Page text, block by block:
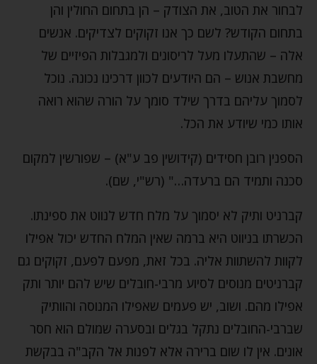
לבחור את הטוב, את הצודק – הן בתחום החולין והן
בתחום הקודש? לשם כך אנו זקוקים לצדיקים. אנשים
אלה – שהתעלו מעל לריסונים ולמגבלות הפיזיים של
מחשבת אנוש – הם היודעים לכוון דרכינו נכונה. נוכל
לסמוך עליהם בדרך שילד סומך על הורה שהוא רואה
אותו כמי שיודע את הכל.
הספנין רובן חסידים (קידושין פב ע"א) – שפורשין למקום
סכנה ותמיד הם ברעדה…" (רש"י, שם).
קברניט ותיק לא יסמוך על מלח חדש לנווט את ספינתו.
הכשרתו בניווט היא ברמה שאין המלח החדש יכול אפילו
לקוות להשתוות אליה. בכל זאת, מפעם לפעם, זקוקים גם
קברניטים מנוסים לסיוע מרבי-חובלים שיש להם יותר ותק
אפילו מהם. ושוב, יש פעמים שאפילו המנוסה והוותיק
שברבי-החובלים נתקל בגלים ובסערה שמולם הוא חסר
אונים. אין לו שום ברירה אלא לפנות אל הקב"ה בבקשת